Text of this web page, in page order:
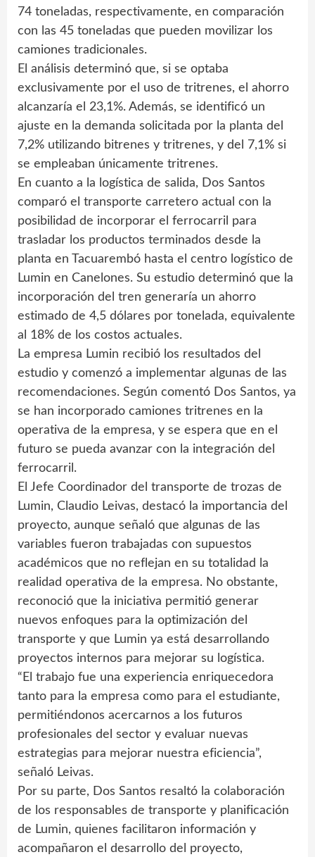
74 toneladas, respectivamente, en comparación
con las 45 toneladas que pueden movilizar los
camiones tradicionales.
El análisis determinó que, si se optaba
exclusivamente por el uso de tritrenes, el ahorro
alcanzaría el 23,1%. Además, se identificó un
ajuste en la demanda solicitada por la planta del
7,2% utilizando bitrenes y tritrenes, y del 7,1% si
se empleaban únicamente tritrenes.
En cuanto a la logística de salida, Dos Santos
comparó el transporte carretero actual con la
posibilidad de incorporar el ferrocarril para
trasladar los productos terminados desde la
planta en Tacuarembó hasta el centro logístico de
Lumin en Canelones. Su estudio determinó que la
incorporación del tren generaría un ahorro
estimado de 4,5 dólares por tonelada, equivalente
al 18% de los costos actuales.
La empresa Lumin recibió los resultados del
estudio y comenzó a implementar algunas de las
recomendaciones. Según comentó Dos Santos, ya
se han incorporado camiones tritrenes en la
operativa de la empresa, y se espera que en el
futuro se pueda avanzar con la integración del
ferrocarril.
El Jefe Coordinador del transporte de trozas de
Lumin, Claudio Leivas, destacó la importancia del
proyecto, aunque señaló que algunas de las
variables fueron trabajadas con supuestos
académicos que no reflejan en su totalidad la
realidad operativa de la empresa. No obstante,
reconoció que la iniciativa permitió generar
nuevos enfoques para la optimización del
transporte y que Lumin ya está desarrollando
proyectos internos para mejorar su logística.
“El trabajo fue una experiencia enriquecedora
tanto para la empresa como para el estudiante,
permitiéndonos acercarnos a los futuros
profesionales del sector y evaluar nuevas
estrategias para mejorar nuestra eficiencia”,
señaló Leivas.
Por su parte, Dos Santos resaltó la colaboración
de los responsables de transporte y planificación
de Lumin, quienes facilitaron información y
acompañaron el desarrollo del proyecto,